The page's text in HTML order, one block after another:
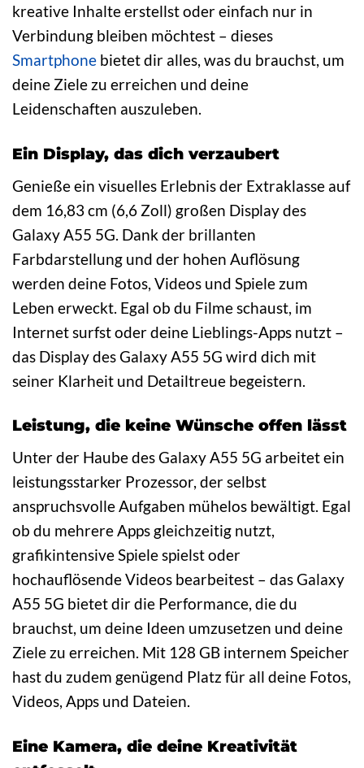
kreative Inhalte erstellst oder einfach nur in
Verbindung bleiben möchtest – dieses
Smartphone bietet dir alles, was du brauchst, um
deine Ziele zu erreichen und deine
Leidenschaften auszuleben.
Ein Display, das dich verzaubert
Genieße ein visuelles Erlebnis der Extraklasse auf
dem 16,83 cm (6,6 Zoll) großen Display des
Galaxy A55 5G. Dank der brillanten
Farbdarstellung und der hohen Auflösung
werden deine Fotos, Videos und Spiele zum
Leben erweckt. Egal ob du Filme schaust, im
Internet surfst oder deine Lieblings-Apps nutzt –
das Display des Galaxy A55 5G wird dich mit
seiner Klarheit und Detailtreue begeistern.
Leistung, die keine Wünsche offen lässt
Unter der Haube des Galaxy A55 5G arbeitet ein
leistungsstarker Prozessor, der selbst
anspruchsvolle Aufgaben mühelos bewältigt. Egal
ob du mehrere Apps gleichzeitig nutzt,
grafikintensive Spiele spielst oder
hochauflösende Videos bearbeitest – das Galaxy
A55 5G bietet dir die Performance, die du
brauchst, um deine Ideen umzusetzen und deine
Ziele zu erreichen. Mit 128 GB internem Speicher
hast du zudem genügend Platz für all deine Fotos,
Videos, Apps und Dateien.
Eine Kamera, die deine Kreativität